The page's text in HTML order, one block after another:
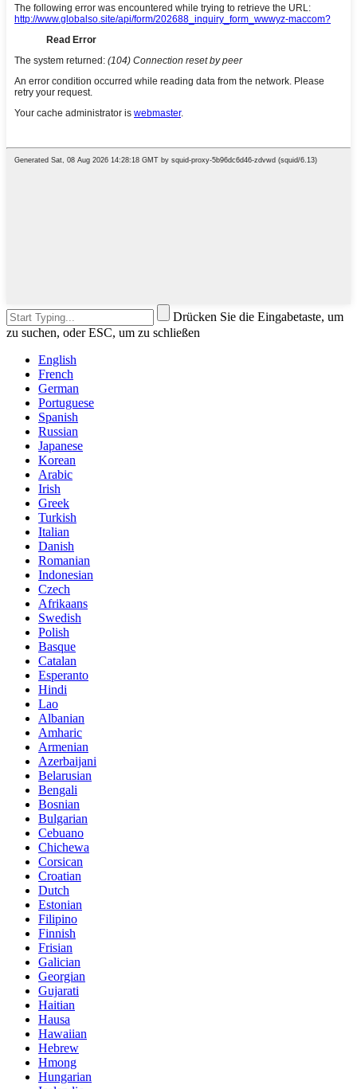
Drücken Sie die Eingabetaste, um
zu suchen, oder ESC, um zu schließen
English
French
German
Portuguese
Spanish
Russian
Japanese
Korean
Arabic
Irish
Greek
Turkish
Italian
Danish
Romanian
Indonesian
Czech
Afrikaans
Swedish
Polish
Basque
Catalan
Esperanto
Hindi
Lao
Albanian
Amharic
Armenian
Azerbaijani
Belarusian
Bengali
Bosnian
Bulgarian
Cebuano
Chichewa
Corsican
Croatian
Dutch
Estonian
Filipino
Finnish
Frisian
Galician
Georgian
Gujarati
Haitian
Hausa
Hawaiian
Hebrew
Hmong
Hungarian